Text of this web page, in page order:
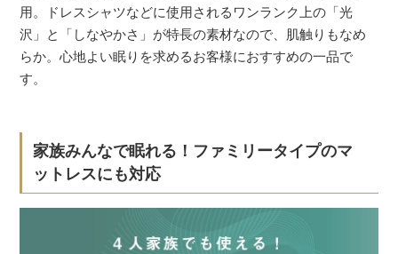
用。ドレスシャツなどに使用されるワンランク上の「光
沢」と「しなやかさ」が特長の素材なので、肌触りもなめ
らか。心地よい眠りを求めるお客様におすすめの一品で
す。
家族みんなで眠れる！ファミリータイプのマ
ットレスにも対応